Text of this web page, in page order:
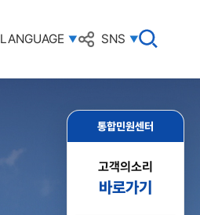
LANGUAGE SNS
검
색
열
통합민원센터
고객의소리
바로가기